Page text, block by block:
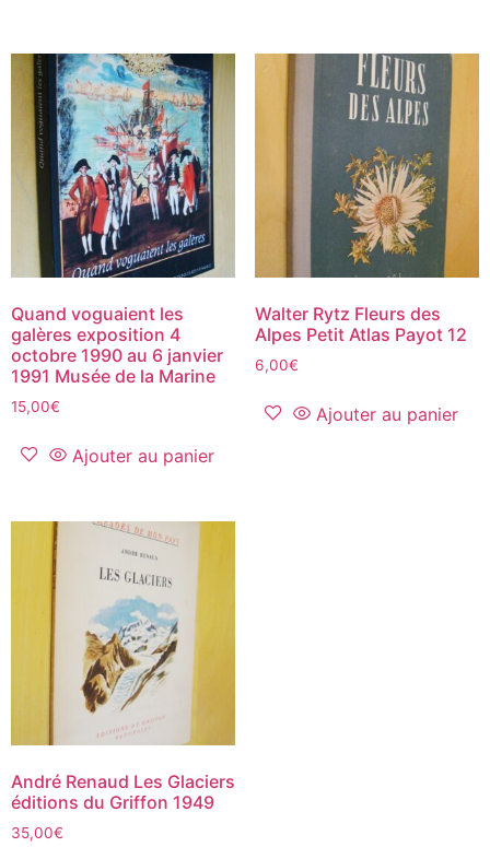
Quand voguaient les
galères exposition 4
octobre 1990 au 6 janvier
1991 Musée de la Marine
15,00€
Ajouter au panier
Walter Rytz Fleurs des
Alpes Petit Atlas Payot 12
6,00€
Ajouter au panier
André Renaud Les Glaciers
éditions du Griffon 1949
35,00€